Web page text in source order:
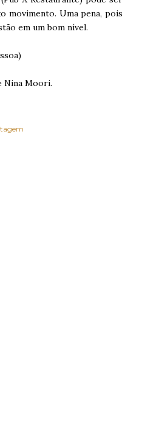
movimento. Uma pena, pois
em um bom nível.
Nina Moori.